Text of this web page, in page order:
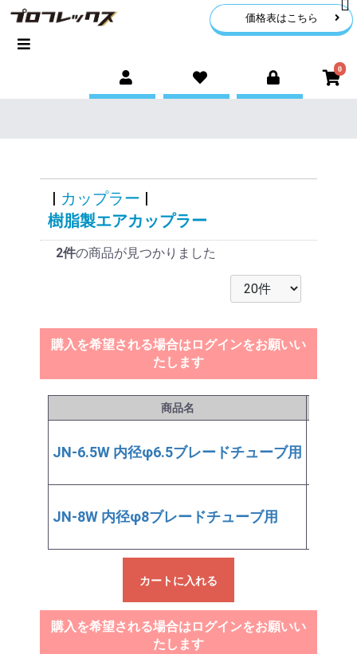
価格表はこちら
0
| カップラー |
樹脂製エアカップラー
2件の商品が見つかりました
購入を希望される場合はログインをお願いい
たします
商品名
JN-6.5W 内径φ6.5ブレードチューブ用
JN-8W 内径φ8ブレードチューブ用
カートに入れる
購入を希望される場合はログインをお願いい
たします